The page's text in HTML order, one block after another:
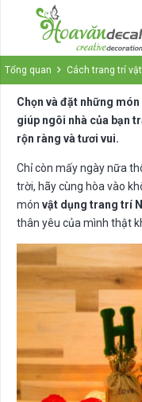
Tổng quan Cách trang trí
Chọn và đặt những
giúp ngôi nhà của bạn
rộn ràng và tươi vui.
Chỉ còn mấy ngày nữa
trời, hãy cùng hòa vào
món vật dụng trang trí
thân yêu của mình thật